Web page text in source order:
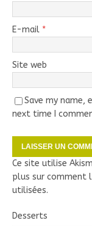
E-mail *
Site web
Save my name,
next time I
Ce site utilise
plus sur comment
utilisées.
Desserts